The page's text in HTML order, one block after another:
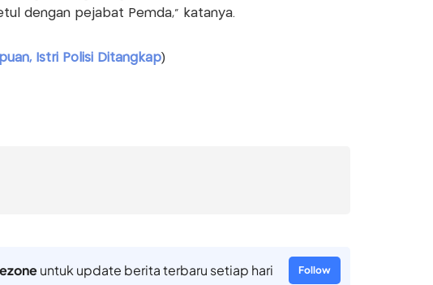
dengan pejabat Pemda," katanya.
Istri Polisi Ditangkap)
untuk update berita terbaru setiap hari Follow